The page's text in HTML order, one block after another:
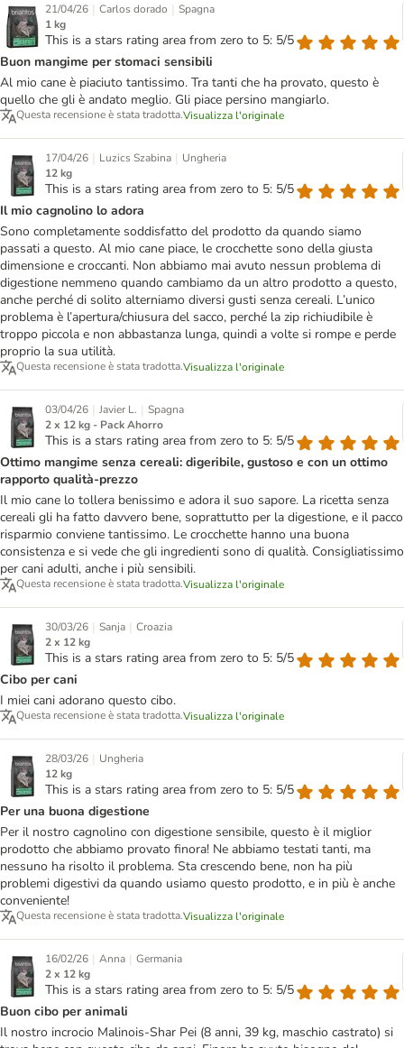
21/04/26 | Carlos dorado | Spagna
1 kg
This is a stars rating area from zero to 5: 5/5
Buon mangime per stomaci sensibili
Al mio cane è piaciuto tantissimo. Tra tanti che ha provato, questo è
quello che gli è andato meglio. Gli piace persino mangiarlo.
Questa recensione è stata tradotta.Visualizza l'originale
17/04/26 | Luzics Szabina | Ungheria
12 kg
This is a stars rating area from zero to 5: 5/5
Il mio cagnolino lo adora
Sono completamente soddisfatto del prodotto da quando siamo
passati a questo. Al mio cane piace, le crocchette sono della giusta
dimensione e croccanti. Non abbiamo mai avuto nessun problema di
digestione nemmeno quando cambiamo da un altro prodotto a questo,
anche perché di solito alterniamo diversi gusti senza cereali. L’unico
problema è l’apertura/chiusura del sacco, perché la zip richiudibile è
troppo piccola e non abbastanza lunga, quindi a volte si rompe e perde
proprio la sua utilità.
Questa recensione è stata tradotta.Visualizza l'originale
03/04/26 | Javier L. | Spagna
2 x 12 kg - Pack Ahorro
This is a stars rating area from zero to 5: 5/5
Ottimo mangime senza cereali: digeribile, gustoso e con un ottimo
rapporto qualità-prezzo
Il mio cane lo tollera benissimo e adora il suo sapore. La ricetta senza
cereali gli ha fatto davvero bene, soprattutto per la digestione, e il pacco
risparmio conviene tantissimo. Le crocchette hanno una buona
consistenza e si vede che gli ingredienti sono di qualità. Consigliatissimo
per cani adulti, anche i più sensibili.
Questa recensione è stata tradotta.Visualizza l'originale
30/03/26 | Sanja | Croazia
2 x 12 kg
This is a stars rating area from zero to 5: 5/5
Cibo per cani
I miei cani adorano questo cibo.
Questa recensione è stata tradotta.Visualizza l'originale
28/03/26 | Ungheria
12 kg
This is a stars rating area from zero to 5: 5/5
Per una buona digestione
Per il nostro cagnolino con digestione sensibile, questo è il miglior
prodotto che abbiamo provato finora! Ne abbiamo testati tanti, ma
nessuno ha risolto il problema. Sta crescendo bene, non ha più
problemi digestivi da quando usiamo questo prodotto, e in più è anche
conveniente!
Questa recensione è stata tradotta.Visualizza l'originale
16/02/26 | Anna | Germania
2 x 12 kg
This is a stars rating area from zero to 5: 5/5
Buon cibo per animali
Il nostro incrocio Malinois-Shar Pei (8 anni, 39 kg, maschio castrato) si